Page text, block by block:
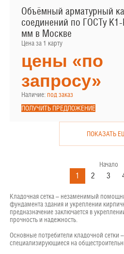
Объёмный арматурный
соединений по ГОСТу
мм в Москве
Цена за 1 карту
цены «по
запросу»
Наличие: под заказ
ПОЛУЧИТЬ ПРЕДЛОЖЕНИЕ
ПОКАЗАТЬ
Начало
1 2 3
Кладочная сетка – незаменимый
фундамента здания и укреплении
предназначение заключается в
прочность и надежность.
Основные потребители кладочной сетки –
специализирующиеся на